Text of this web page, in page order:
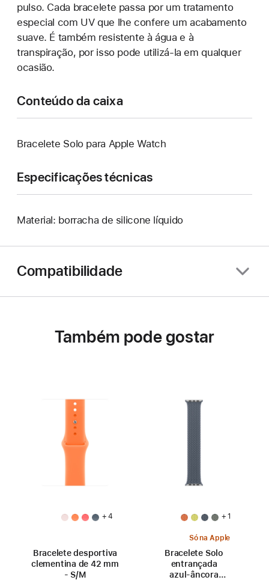
pulso. Cada bracelete passa por um tratamento
especial com UV que lhe confere um acabamento
suave. É também resistente à água e à
transpiração, por isso pode utilizá-la em qualquer
ocasião.
Conteúdo da caixa
Bracelete Solo para Apple Watch
Especificações técnicas
Material: borracha de silicone líquido
Compatibilidade
Também pode gostar
+ 4
Bracelete desportiva
clementina de 42 mm
- S/M
+ 1
Só na Apple
Bracelete Solo
entrançada
azul‑âncora